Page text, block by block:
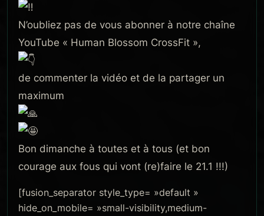
N’oubliez pas de vous abonner à notre chaîne
YouTube « Human Blossom CrossFit »,
de commenter la vidéo et de la partager un
maximum
Bon dimanche à toutes et à tous (et bon
courage aux fous qui vont (re)faire le 21.1 !!!)
[fusion_separator style_type= »default »
hide_on_mobile= »small-visibility,medium-